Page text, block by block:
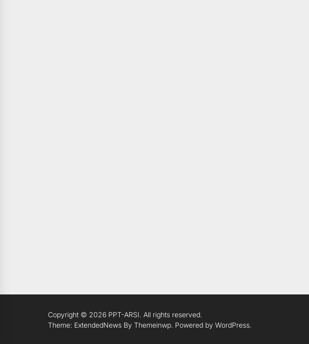
Copyright © 2026 PPT-ARSI. All rights reserved.
Theme: ExtendedNews By Themeinwp. Powered by WordPress.